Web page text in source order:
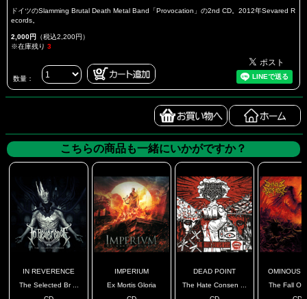
ドイツのSlamming Brutal Death Metal Band「Provocation」の2nd CD。2012年Sevared R
ecords。
2,000円 （税込2,200円）
※在庫残り 3
数量：
こちらの商品も一緒にいかがですか？
IN REVERENCE
The Selected Br ...
IMPERIUM
Ex Mortis Gloria
DEAD POINT
The Hate Consen ...
OMINOUS
The Fall Of